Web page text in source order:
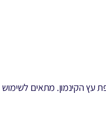
עץ הקינמון. מתאים לשימוש